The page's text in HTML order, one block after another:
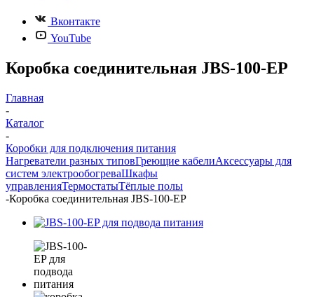
Вконтакте
YouTube
Коробка соединительная JBS-100-EP
Главная
-
Каталог
-
Коробки для подключения питания
Нагреватели разных типовГреющие кабелиАксессуары для
систем электрообогреваШкафы
управленияТермостатыТёплые полы
-Коробка соединительная JBS-100-EP